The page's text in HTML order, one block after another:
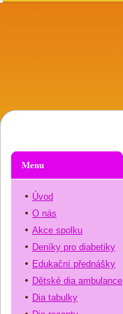
Menu
Úvod
O nás
Akce spolku
Deníky pro diabetiky
Edukační přednášky
Dětské dia ambulance
Dia tabulky